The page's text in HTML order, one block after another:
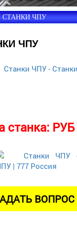
СТАНКИ ЧПУ
ЧПУ
станка: РУБ